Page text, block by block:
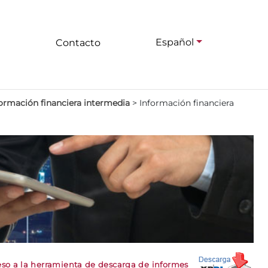
Contacto Español
financiera intermedia > Información financiera
a la herramienta de descarga de informes